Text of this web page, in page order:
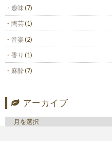
趣味(7)
陶芸(1)
音楽(2)
香り (1)
麻酔(7)
アーカイブ